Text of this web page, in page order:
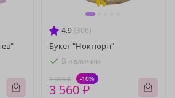
4.9 (306)
Букет "Ноктюрн"
В наличии
3 960 ₽ -10%
3 560 ₽